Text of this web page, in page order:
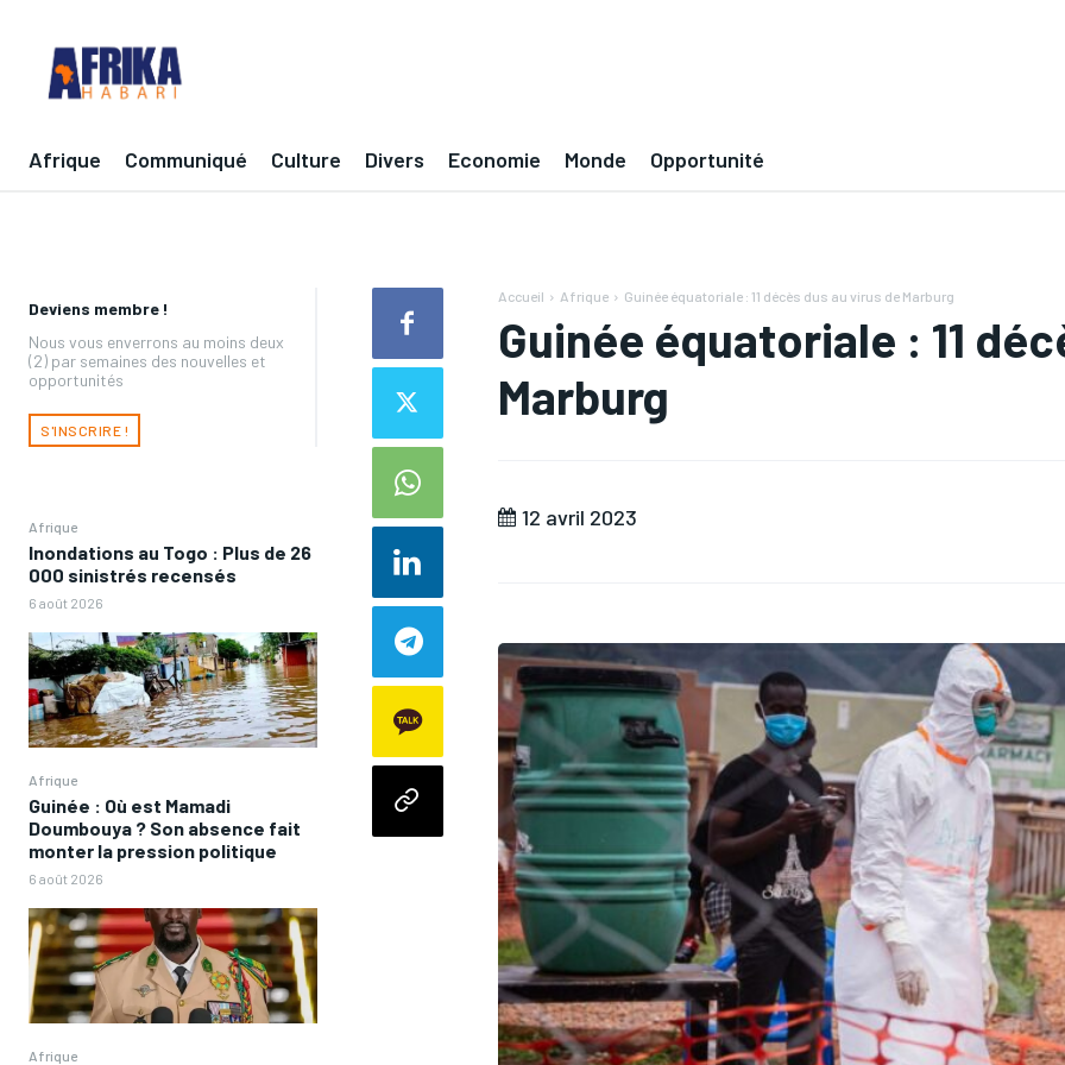
Afrique Communiqué Culture Divers Economie Monde Opportunité
Deviens membre !
Nous vous enverrons au moins deux
(2) par semaines des nouvelles et
opportunités
S'INSCRIRE !
Afrique
Inondations au Togo : Plus de 26
000 sinistrés recensés
6 août 2026
Afrique
Guinée : Où est Mamadi
Doumbouya ? Son absence fait
monter la pression politique
6 août 2026
Afrique
Accueil Afrique Guinée équatoriale : 11 décès dus au virus de Marburg
Guinée équatoriale : 11
Marburg
12 avril 2023